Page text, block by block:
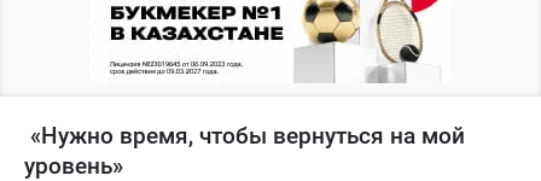
«Нужно время, чтобы вернуться на мой
уровень»